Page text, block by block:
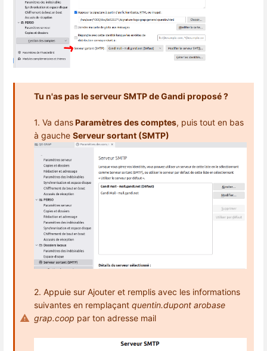
Tu n'as pas le serveur SMTP de Gandi proposé ?
1. Va dansParamètres des comptes, puis tout en bas
à gauche Serveur sortant (SMTP)
2. Appuie sur Ajouter et remplis avec les informations
suivantes en remplaçant quentin.dupont arobase
grap.coop par ton adresse mail